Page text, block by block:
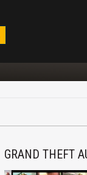
GRAND THEFT